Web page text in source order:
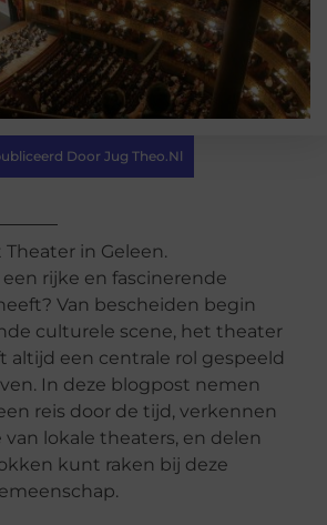
Door Jug Theo.nl
in Geleen.
een rijke en fascinerende
Van bescheiden begin
culturele scene, het theater
altijd een centrale rol gespeeld
In deze blogpost nemen
reis door de tijd, verkennen
lokale theaters, en delen
kunt raken bij deze